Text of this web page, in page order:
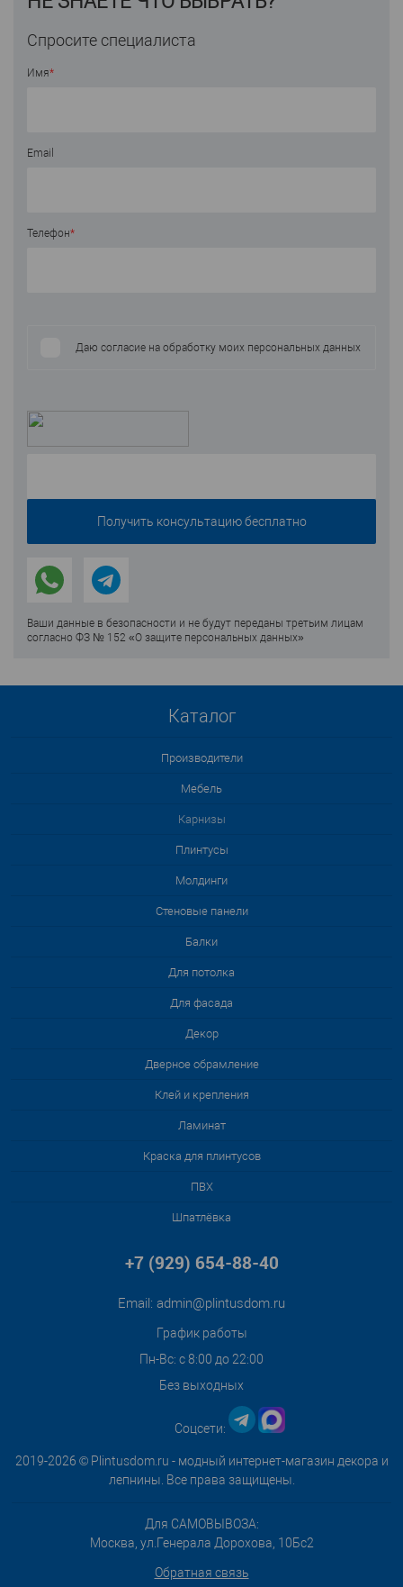
Спросите специалиста
Имя*
Email
Телефон*
Даю согласие на обработку моих персональных данных
Ваши данные в безопасности и не будут переданы третьим лицам
согласно ФЗ № 152 «О защите персональных данных»
Каталог
Производители
Мебель
Карнизы
Плинтусы
Молдинги
Стеновые панели
Балки
Для потолка
Для фасада
Декор
Дверное обрамление
Клей и крепления
Ламинат
Краска для плинтусов
ПВХ
Шпатлёвка
2019-2026 © Plintusdom.ru - модный интернет-магазин декора и
лепнины. Все права защищены.
Для САМОВЫВОЗА:
Москва, ул.Генерала Дорохова, 10Бс2
Обратная связь
+7 (929) 654-88-40
Email: admin@plintusdom.ru
График работы
Пн-Вс: с 8:00 до 22:00
Без выходных
Соцсети: